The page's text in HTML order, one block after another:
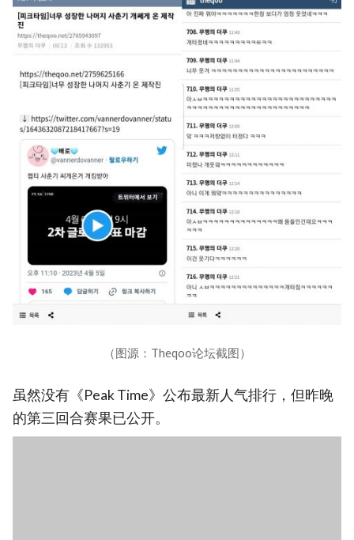
（图源：‎Theqoo论坛截图）
虽然没有《Peak Time》公布最新人气排行，但昨晚
的第三回合赛果已公开。